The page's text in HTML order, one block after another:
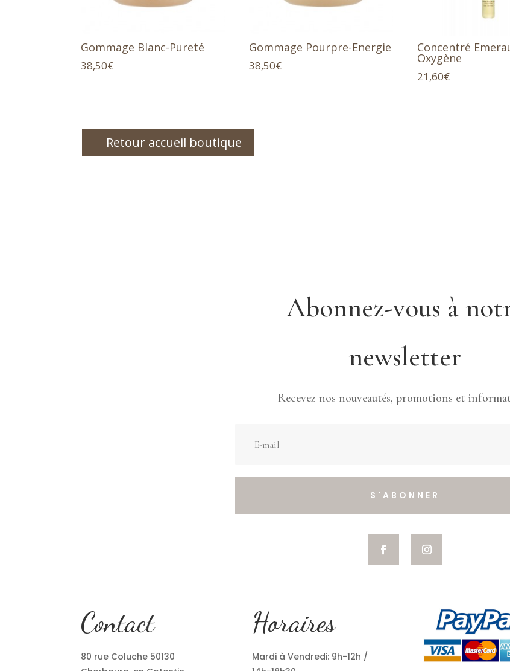
Gommage Blanc-Pureté
38,50€
Gommage Pourpre-Energie
38,50€
Concentré
Oxygène
21,60€
Retour accueil boutique
Abonnez-vous à
newsletter
Recevez nos nouveautés, promotions et
S'ABONNER
Contact
80 rue Coluche 50130
Horaires
Mardi à Vendredi: 9h-12h /